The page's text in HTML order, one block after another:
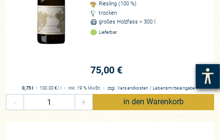
Riesling (100 %)
trocken
großes Holzfass > 300 l
Lieferbar
75,00 €
0,75 l ・ 100,00 € / l ・ inkl. 19 % MwSt. ・ zzgl. Versandkosten / Lebensmittelangaben
- + in den Warenkorb